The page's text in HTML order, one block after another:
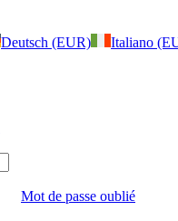
Deutsch (EUR) Italiano
Mot de passe oublié